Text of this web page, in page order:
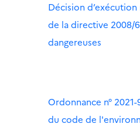
Décision
de la directive 2008/
dangereuses
Ordonnance n°
du code de